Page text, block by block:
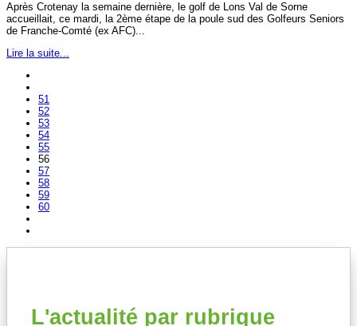
Après Crotenay la semaine dernière, le golf de Lons Val de Sorne
accueillait, ce mardi, la 2ème étape de la poule sud des Golfeurs Seniors
de Franche-Comté (ex AFC)...
Lire la suite...
51
52
53
54
55
56
57
58
59
60
L'actualité par rubrique